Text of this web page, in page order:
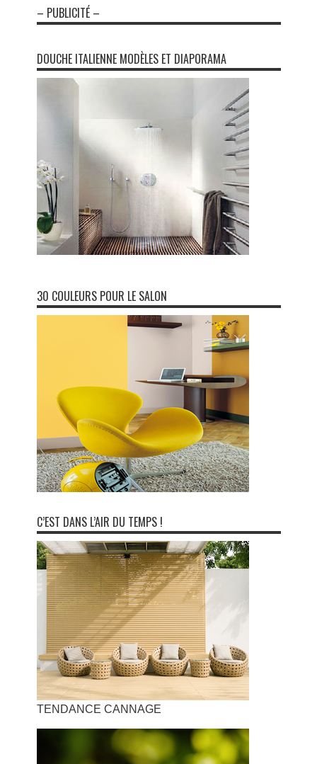
– PUBLICITÉ –
DOUCHE ITALIENNE MODÈLES ET DIAPORAMA
30 COULEURS POUR LE SALON
C’EST DANS L’AIR DU TEMPS !
TENDANCE CANNAGE